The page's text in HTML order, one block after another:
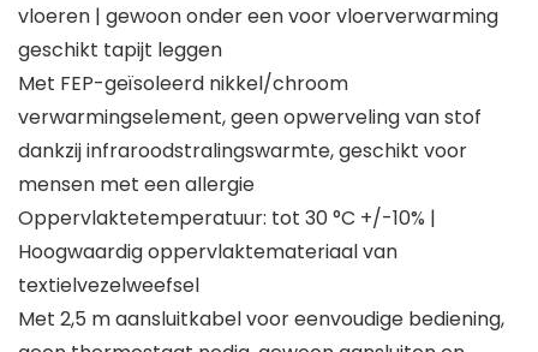
vloeren | gewoon onder een voor vloerverwarming
geschikt tapijt leggen
Met FEP-geïsoleerd nikkel/chroom
verwarmingselement, geen opwerveling van stof
dankzij infraroodstralingswarmte, geschikt voor
mensen met een allergie
Oppervlaktetemperatuur: tot 30 °C +/-10% |
Hoogwaardig oppervlaktemateriaal van
textielvezelweefsel
Met 2,5 m aansluitkabel voor eenvoudige bediening,